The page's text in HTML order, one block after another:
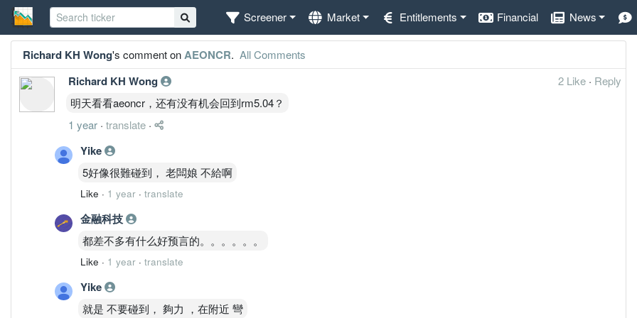
Screener Market Entitlements Financial News
Richard KH Wong's comment onAEONCR. All Comments
Richard KH Wong 2 Like · Reply
明天看看aeoncr，还有没有机会回到rm5.04？
1 year · translate ·
Yike
5好像很難碰到， 老闆娘 不給啊
Like · 1 year · translate
金融科技
都差不多有什么好预言的。。。。。。
Like · 1 year · translate
Yike
就是 不要碰到， 夠力 ，在附近 彎